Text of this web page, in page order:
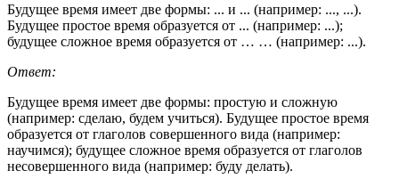
Будущее время имеет две формы: ... и ... (например: ..., ...).
Будущее простое время образуется от ... (например: ...);
будущее сложное время образуется от … … (например: ...).
Ответ:
Будущее время имеет две формы: простую и сложную
(например: сделаю, будем учиться). Будущее простое время
образуется от глаголов совершенного вида (например:
научимся); будущее сложное время образуется от глаголов
несовершенного вида (например: буду делать).